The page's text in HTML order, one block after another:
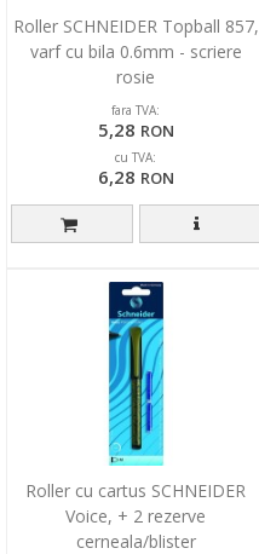
Roller SCHNEIDER Topball 857,
varf cu bila 0.6mm - scriere
rosie
fara TVA:
5,28 RON
cu TVA:
6,28 RON
Roller cu cartus SCHNEIDER
Voice, + 2 rezerve
cerneala/blister